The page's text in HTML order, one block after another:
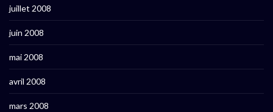
juillet 2008
juin 2008
mai 2008
avril 2008
mars 2008